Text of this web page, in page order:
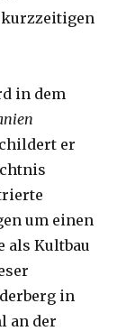
in dem
er
um einen
als Kultbau
in
an der